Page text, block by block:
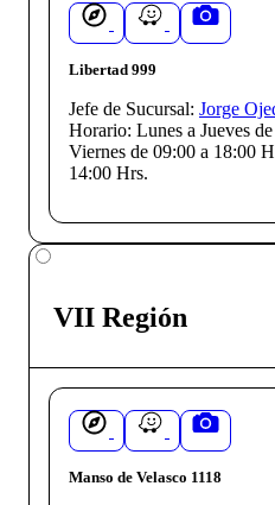
Libertad 999
Jefe de Sucursal: Jorge
Horario: Lunes a Jueves
Viernes de 09:00 a 18:00
14:00 Hrs.
VII Región
Manso de Velasco 1118